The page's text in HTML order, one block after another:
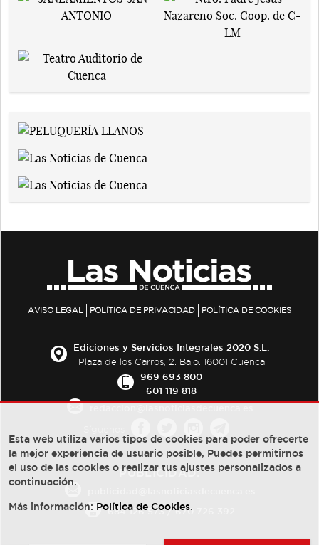
AVISO LEGAL POLÍTICA DE PRIVACIDAD POLÍTICA DE COOKIES
Ediciones y Servicios Integrales 2020 S.L.
Plaza de los Carros, 2. Bajo. 16001 Cuenca
969 693 800
601 119 818
PUBLICIDAD:
684 126 573/670 726 392
Esta web utiliza varios tipos de cookies para poder ofrecerte
la mejor experiencia de usuario posible, Puedes permitirnos
el uso de las cookies o realizar tus ajustes personalizados a
continuación.
Más información: Política de Cookies.